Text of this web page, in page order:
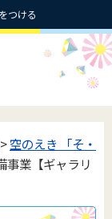
つける
>空のえき 「そ・
事業【ギャラリ